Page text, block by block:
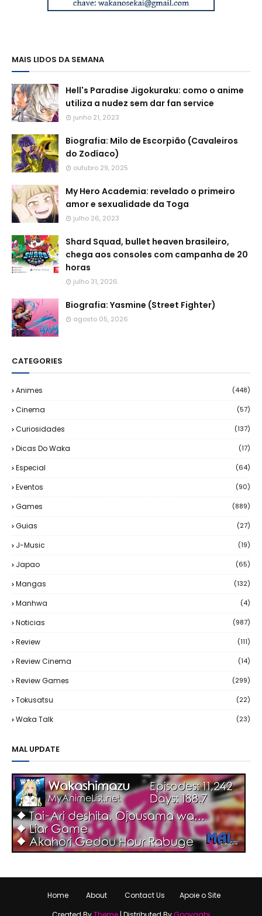
MAIS LIDOS DA SEMANA
Hell's Paradise Jigokuraku: como o anime
utiliza a nudez sem dar fan service
junho 21, 2023
Biografia: Milo de Escorpião (Cavaleiros
do Zodíaco)
outubro 29, 2025
My Hero Academia: revelado o primeiro
amor e sexualidade da Toga
julho 26, 2023
Shard Squad, bullet heaven brasileiro,
chega aos consoles com campanha de 20
horas
julho 31, 2026
Biografia: Yasmine (Street Fighter)
agosto 05, 2026
CATEGORIES
Animes (448)
Cinema (57)
Curiosidades (137)
Dicas Do Waka (17)
Especial (64)
Eventos (90)
Games (889)
Guias (27)
J-Music (19)
Japao (65)
Mangas (132)
Manhwa (4)
Noticias (987)
Review (111)
Review Cinema (14)
Review Games (299)
Tokusatsu (22)
Waka Talk (23)
MAL UPDATE
Home About Contact Us
Apoie o Site